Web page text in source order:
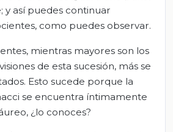
y así puedes continuar
como puedes observar.
mientras mayores son los
de esta sucesión, más se
Esto sucede porque la
se encuentra íntimamente
¿lo conoces?